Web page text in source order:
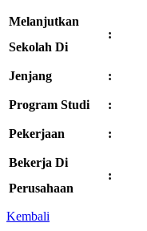
Melanjutkan
Sekolah Di
:
Jenjang :
Program Studi :
Pekerjaan :
Bekerja Di
Perusahaan
:
Kembali